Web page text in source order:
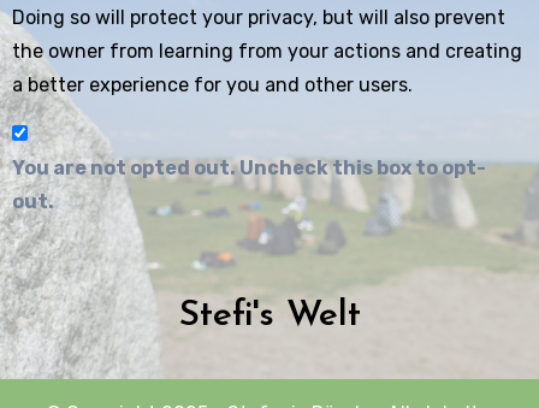
Doing so will protect your privacy, but will also prevent
the owner from learning from your actions and creating
a better experience for you and other users.
You are not opted out. Uncheck this box to opt-
out.
Stefi's Welt